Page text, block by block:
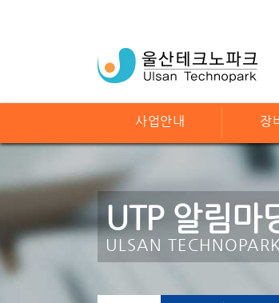
사업안내 장
UTP 알림마
ULSAN TECHNOPARK